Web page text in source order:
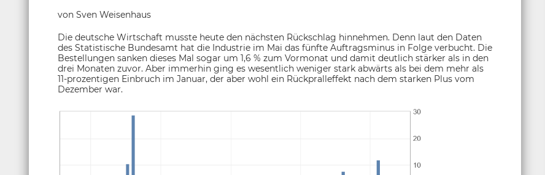
von Sven Weisenhaus
Die deutsche Wirtschaft musste heute den nächsten Rückschlag hinnehmen. Denn laut den Daten
des Statistische Bundesamt hat die Industrie im Mai das fünfte Auftragsminus in Folge verbucht. Die
Bestellungen sanken dieses Mal sogar um 1,6 % zum Vormonat und damit deutlich stärker als in den
drei Monaten zuvor. Aber immerhin ging es wesentlich weniger stark abwärts als bei dem mehr als
11-prozentigen Einbruch im Januar, der aber wohl ein Rückpralleffekt nach dem starken Plus vom
Dezember war.